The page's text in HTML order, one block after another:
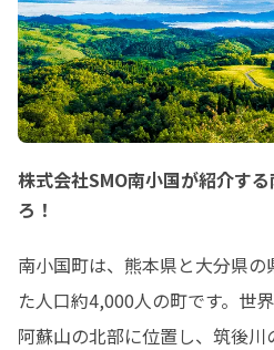
株式会社SMO南小国が紹介す
ろ！
南小国町は、熊本県と大分県
た人口約4,000人の町です。世
阿蘇山の北部に位置し、筑後